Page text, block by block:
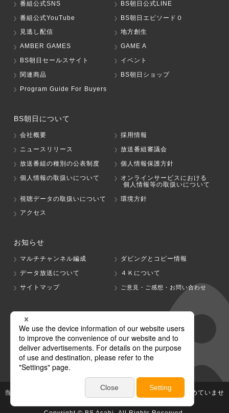
番組公式SNS
BS朝日公式LINE
番組公式YouTube
BS朝日エピソード０
見逃し配信
地方創生
AMBER GAMES
GAME A
BS朝日セールスサイト
イベント
関連商品
BS朝日ショップ
Program Guide For Buyers
BS朝日について
会社概要
採用情報
ニュースリリース
放送番組審議会
放送番組の種別の公表制度
個人情報保護方針
個人情報の取扱いについて
オンラインサービスにおける
個人情報等の取扱いについて
視聴データの取扱いについて
環境方針
アクセス
お知らせ
マルチチャンネル編成
ダビングとコピー情報
データ放送について
４Ｋについて
サイトマップ
ご意見・ご感想・お問い合わせ
グループ会社
テレビ朝日 テレ朝チャンネル
当社が著作権、著作隣接権を有する放送番組等の無断利用は認めていませ
ん。